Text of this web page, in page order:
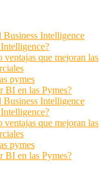
Intelligence
que mejoran las
pymes
BI en las Pymes?
Intelligence
que mejoran las
pymes
BI en las Pymes?